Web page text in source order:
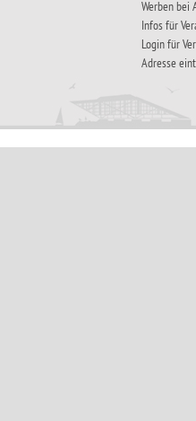
Werben bei
Infos für
Login für
Adresse